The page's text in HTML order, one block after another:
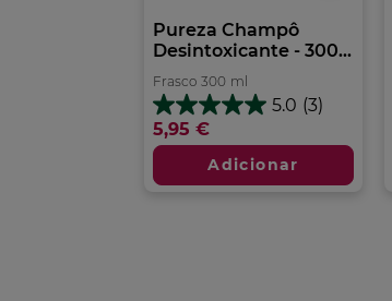
Pureza Champô
Desintoxicante - 300...
Frasco 300 ml
5.0 (3)
5.0
em
5
estrelas.
3
5,95 €
Adicionar